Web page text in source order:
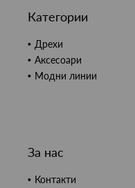
Категории
Дрехи
Аксесоари
Модни линии
За нас
Контакти